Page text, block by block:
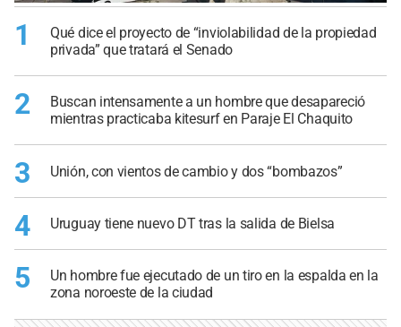
1
Qué dice el proyecto de “inviolabilidad de la propiedad
privada” que tratará el Senado
2
Buscan intensamente a un hombre que desapareció
mientras practicaba kitesurf en Paraje El Chaquito
3 Unión, con vientos de cambio y dos “bombazos”
4 Uruguay tiene nuevo DT tras la salida de Bielsa
5
Un hombre fue ejecutado de un tiro en la espalda en la
zona noroeste de la ciudad